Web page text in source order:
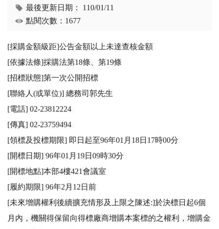
最後更新日期： 110/01/11
點閱次數：1677
[採購金額級距]公告金額以上未達查核金額
[依據法條]採購法第18條、第19條
[招標狀態]第一次公開招標
[聯絡人(或單位)] 總務司郭先生
[電話] 02-23812224
[傳真] 02-23759494
[領標及投標期限] 即日起至96年01月18日17時00分
[開標日期] 96年01月19日09時30分
[開標地點]本部4樓421會議室
[履約期限] 96年2月12日前
[未來增購權利後續擴充情形及上限之陳述:]於決標日起6個
月內，機關得保留向得標廠商增購本案標的之權利，增購金